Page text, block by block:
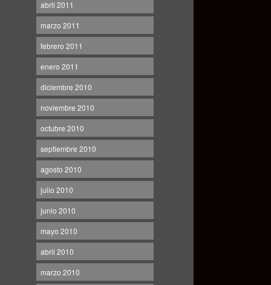
abril 2011
marzo 2011
febrero 2011
enero 2011
diciembre 2010
noviembre 2010
octubre 2010
septiembre 2010
agosto 2010
julio 2010
junio 2010
mayo 2010
abril 2010
marzo 2010